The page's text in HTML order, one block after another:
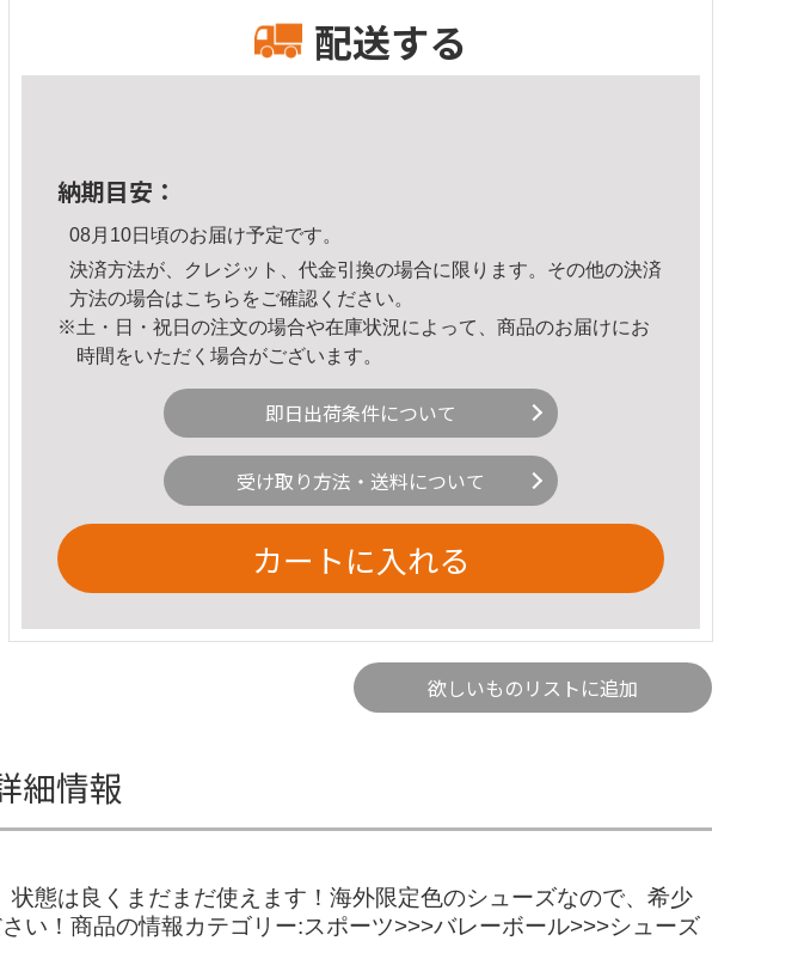
配送する
納期目安：
08月10日頃のお届け予定です。
決済方法が、クレジット、代金引換の場合に限ります。その他の決済
方法の場合はこちら をご確認ください。
※土・日・祝日の注文の場合や在庫状況によって、商品のお届けにお
時間をいただく場合がございます。
即日出荷条件について
受け取り方法・送料について
カートに入れる
欲しいものリストに追加
細情報
態は良くまだまだ使えます！海外限定色のシューズなので、希少
い！商品の情報カテゴリー:スポーツ>>>バレーボール>>>シューズ